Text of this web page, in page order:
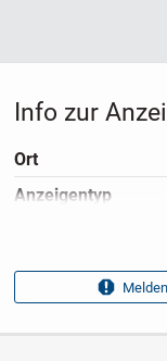
Info zur
Ort
Anzeigen­typ
Anzeigen­kennung
Aufrufe dieser
Melden